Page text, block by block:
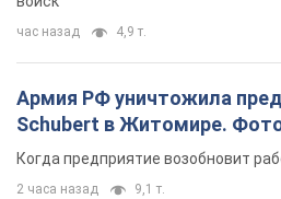
час назад 4,9 т.
Армия РФ уничтожила
Schubert в Житомире.
Когда предприятие возобновит
2 часа назад 9,1 т.